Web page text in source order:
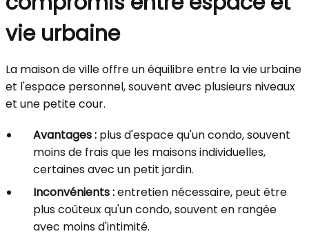
vie urbaine
La maison de ville offre un équilibre entre la vie urbaine
et l'espace personnel, souvent avec plusieurs niveaux
et une petite cour.
Avantages : plus d'espace qu'un condo, souvent
moins de frais que les maisons individuelles,
certaines avec un petit jardin.
Inconvénients :entretien nécessaire, peut être
plus coûteux qu'un condo, souvent en rangée
avec moins d'intimité.